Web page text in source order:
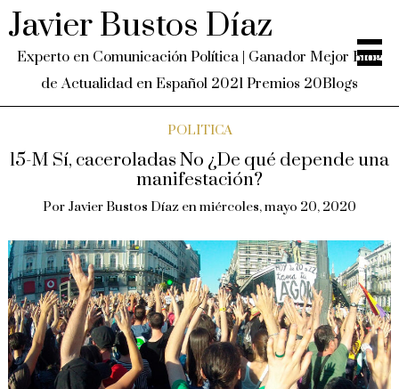
Javier Bustos Díaz
Experto en Comunicación Política | Ganador Mejor Blog
de Actualidad en Español 2021 Premios 20Blogs
POLÍTICA
15-M Sí, caceroladas No ¿De qué depende una
manifestación?
Por Javier Bustos Díaz enmiércoles, mayo 20, 2020